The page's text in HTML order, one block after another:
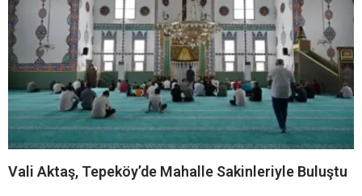
Vali Aktaş, Tepeköy’de Mahalle Sakinleriyle Buluştu